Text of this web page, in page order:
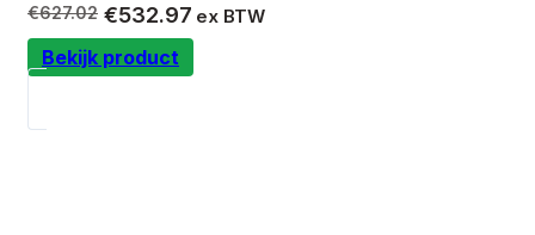
€627.02
Oorspronkelijke
prijs
was:
€532.97
Huidige
prijs
is:
ex BTW
Bekijk product